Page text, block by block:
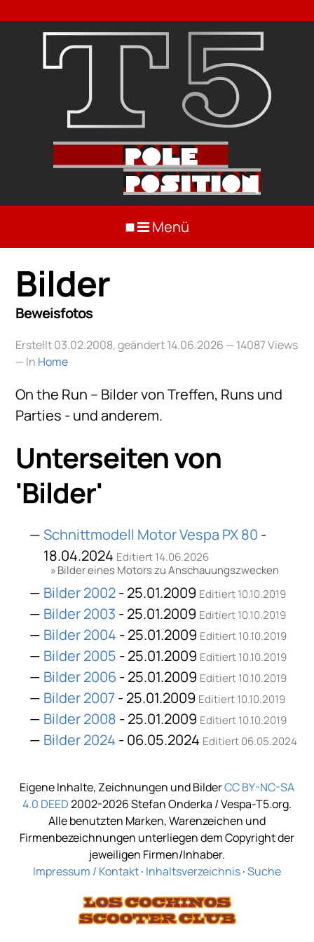
Menü
Bilder
Beweisfotos
Erstellt 03.02.2008, geändert 14.06.2026 — 14087 Views
— In Home
On the Run – Bilder von Treffen, Runs und
Parties - und anderem.
Unterseiten von
'Bilder'
Schnittmodell Motor Vespa PX 80 -
18.04.2024 Editiert 14.06.2026
Bilder eines Motors zu Anschauungszwecken
Bilder 2002- 25.01.2009 Editiert 10.10.2019
Bilder 2003 - 25.01.2009 Editiert 10.10.2019
Bilder 2004 - 25.01.2009 Editiert 10.10.2019
Bilder 2005 - 25.01.2009 Editiert 10.10.2019
Bilder 2006- 25.01.2009 Editiert 10.10.2019
Bilder 2007 - 25.01.2009 Editiert 10.10.2019
Bilder 2008 - 25.01.2009 Editiert 10.10.2019
Bilder 2024 - 06.05.2024 Editiert 06.05.2024
Eigene Inhalte, Zeichnungen und BilderCC BY-NC-SA
4.0 DEED2002-2026 Stefan Onderka / Vespa-T5.org.
Alle benutzten Marken, Warenzeichen und
Firmenbezeichnungen unterliegen dem Copyright der
jeweiligen Firmen/Inhaber.
Impressum / Kontakt· Inhaltsverzeichnis·Suche